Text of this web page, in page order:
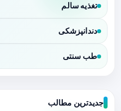
تغذیه سالم
دندانپزشکی
طب سنتی
جدیدترین مطالب